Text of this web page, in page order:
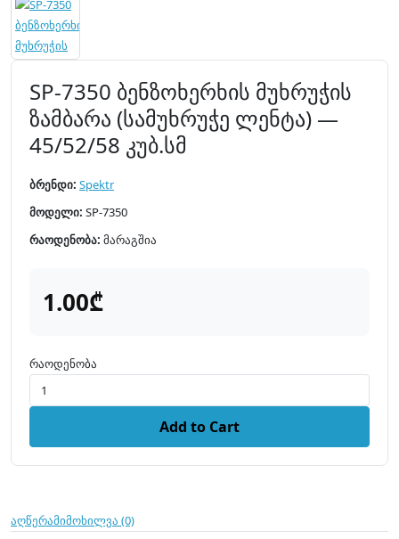
SP-7350 ბენზოხერხის მუხრუჭის
ზამბარა (სამუხრუჭე ლენტა) —
45/52/58 კუბ.სმ
ბრენდი: Spektr
მოდელი: SP-7350
რაოდენობა: მარაგშია
1.00₾
რაოდენობა
Add to Cart
აღწერამიმოხილვა (0)